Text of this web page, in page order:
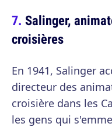
Salinger,
croisières
En 1941, Salinger
directeur des
croisière dans les
les gens qui